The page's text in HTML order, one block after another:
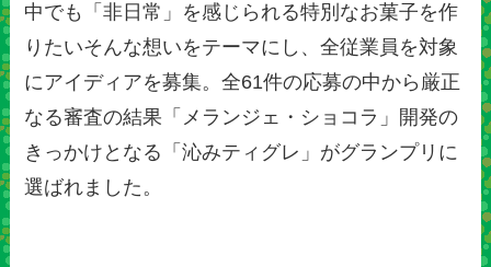
中でも「非日常」を感じられる特別なお菓子を作
りたいそんな想いをテーマにし、全従業員を対象
にアイディアを募集。全61件の応募の中から厳正
なる審査の結果「メランジェ・ショコラ」開発の
きっかけとなる「沁みティグレ」がグランプリに
選ばれました。